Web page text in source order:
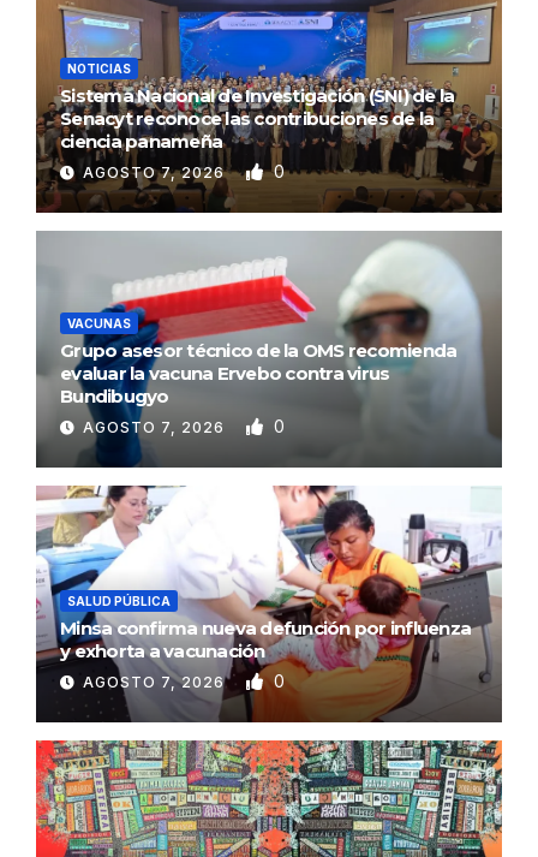
NOTICIAS
Sistema Nacional de Investigación (SNI) de la
Senacyt reconoce las contribuciones de la
ciencia panameña
AGOSTO 7, 2026 0
VACUNAS
Grupo asesor técnico de la OMS recomienda
evaluar la vacuna Ervebo contra virus
Bundibugyo
AGOSTO 7, 2026 0
SALUD PÚBLICA
Minsa confirma nueva defunción por influenza
y exhorta a vacunación
AGOSTO 7, 2026 0